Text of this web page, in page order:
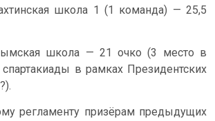
школа 1 (1 команда) — 25,5
школа — 21 очко (3 место в
спартакиады в рамках Президентских
регламенту призёрам предыдущих